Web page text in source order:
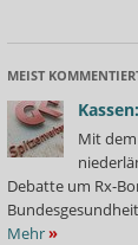
MEIST
Mit
Debatte um Rx-
Mehr»